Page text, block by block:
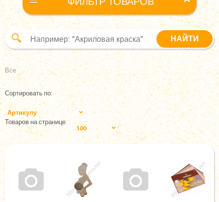
Все
Сортировать по:
Артикулу
Товаров на странице:
100